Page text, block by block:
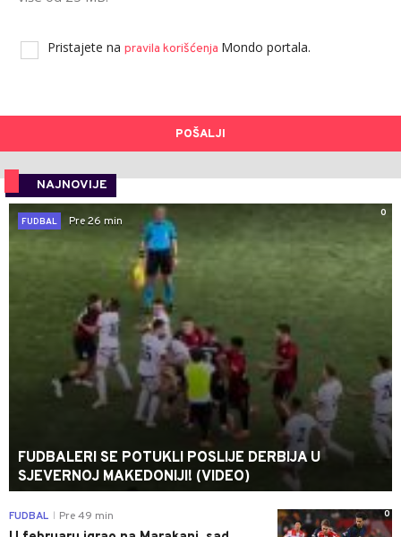
Pristajete na pravila korišćenja Mondo portala.
POŠALJI
NAJNOVIJE
0
FUDBAL
Pre 26 min
FUDBALERI SE POTUKLI POSLIJE DERBIJA U
SJEVERNOJ MAKEDONIJI! (VIDEO)
0
FUDBAL Pre 49 min